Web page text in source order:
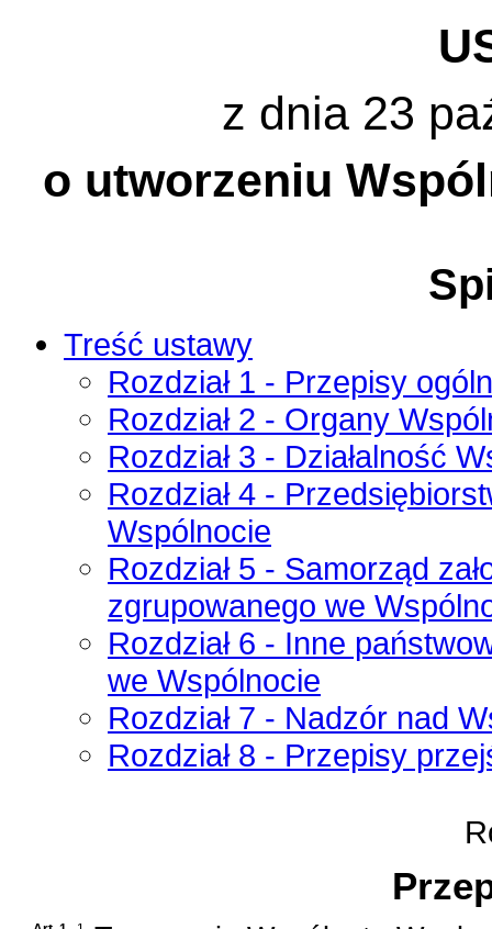
z dnia 23
o utworzeniu
Treść ustawy
Rozdział 1 - Przepisy
Rozdział 2 - Organy
Rozdział 3 - Działalność
Rozdział 4 -
Wspólnocie
Rozdział 5 - Samorząd
zgrupowanego we
Rozdział 6 - Inne
we Wspólnocie
Rozdział 7 - Nadzór nad
Rozdział 8 - Przepisy